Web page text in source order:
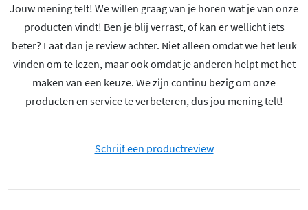
Jouw mening telt! We willen graag van je horen wat je van onze
producten vindt! Ben je blij verrast, of kan er wellicht iets
beter? Laat dan je review achter. Niet alleen omdat we het leuk
vinden om te lezen, maar ook omdat je anderen helpt met het
maken van een keuze. We zijn continu bezig om onze
producten en service te verbeteren, dus jou mening telt!
Schrijf een productreview